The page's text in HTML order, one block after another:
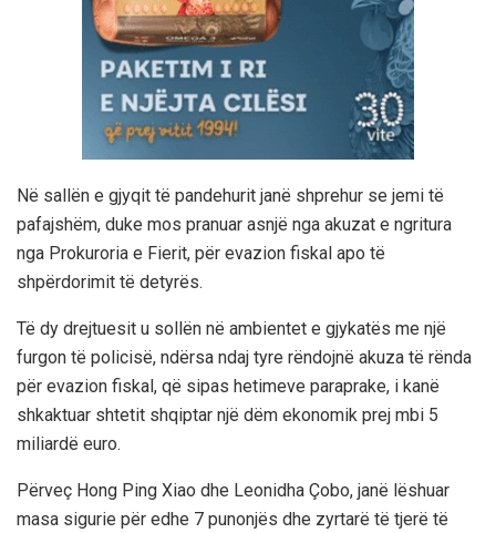
Në sallën e gjyqit të pandehurit janë shprehur se jemi të
pafajshëm, duke mos pranuar asnjë nga akuzat e ngritura
nga Prokuroria e Fierit, për evazion fiskal apo të
shpërdorimit të detyrës.
Të dy drejtuesit u sollën në ambientet e gjykatës me një
furgon të policisë, ndërsa ndaj tyre rëndojnë akuza të rënda
për evazion fiskal, që sipas hetimeve paraprake, i kanë
shkaktuar shtetit shqiptar një dëm ekonomik prej mbi 5
miliardë euro.
Përveç Hong Ping Xiao dhe Leonidha Çobo, janë lëshuar
masa sigurie për edhe 7 punonjës dhe zyrtarë të tjerë të